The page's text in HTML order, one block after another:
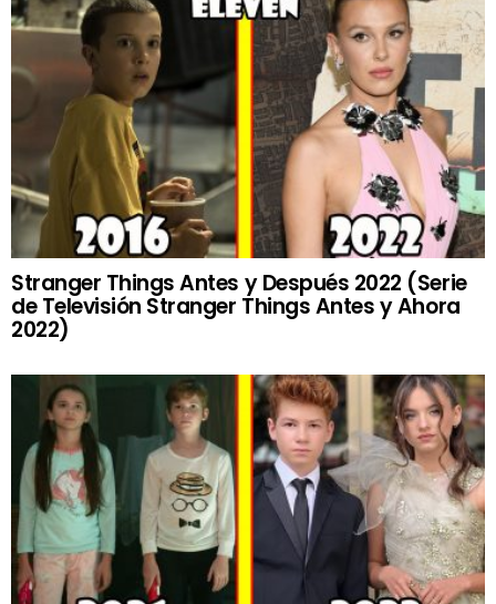
Stranger Things Antes y Después 2022 (Serie
de Televisión Stranger Things Antes y Ahora
2022)